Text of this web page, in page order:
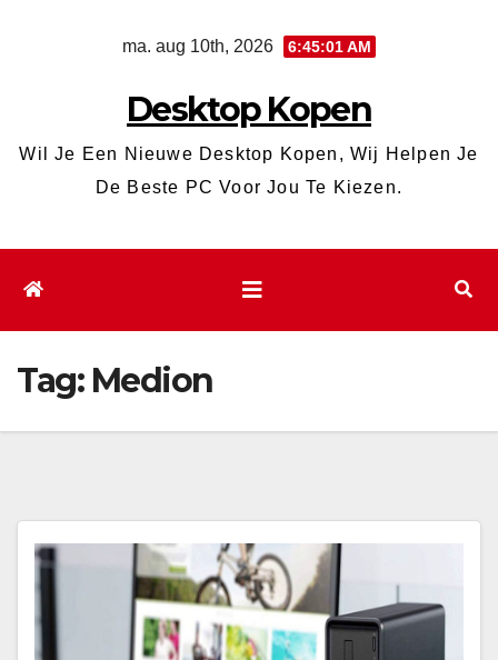
ma. aug 10th, 2026 6:45:01 AM
Desktop Kopen
Wil Je Een Nieuwe Desktop Kopen, Wij Helpen Je
De Beste PC Voor Jou Te Kiezen.
Tag: Medion